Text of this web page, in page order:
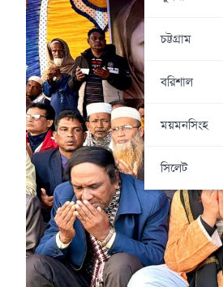
চট্টগ্রাম
বরিশাল
ময়মনসিংহ
সিলেট